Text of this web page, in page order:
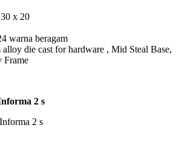
x 20
warna beragam
die cast for hardware , Mid Steal Base,
Frame
2 s